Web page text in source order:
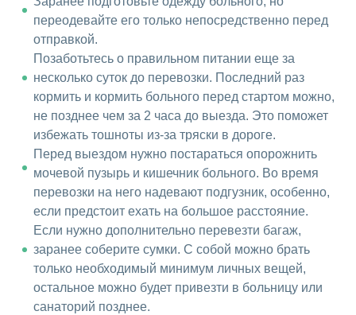
переодевайте его только непосредственно перед
отправкой.
Позаботьтесь о правильном питании еще за
несколько суток до перевозки. Последний раз
кормить и кормить больного перед стартом можно,
не позднее чем за 2 часа до выезда. Это поможет
избежать тошноты из-за тряски в дороге.
Перед выездом нужно постараться опорожнить
мочевой пузырь и кишечник больного. Во время
перевозки на него надевают подгузник, особенно,
если предстоит ехать на большое расстояние.
Если нужно дополнительно перевезти багаж,
заранее соберите сумки. С собой можно брать
только необходимый минимум личных вещей,
остальное можно будет привезти в больницу или
санаторий позднее.